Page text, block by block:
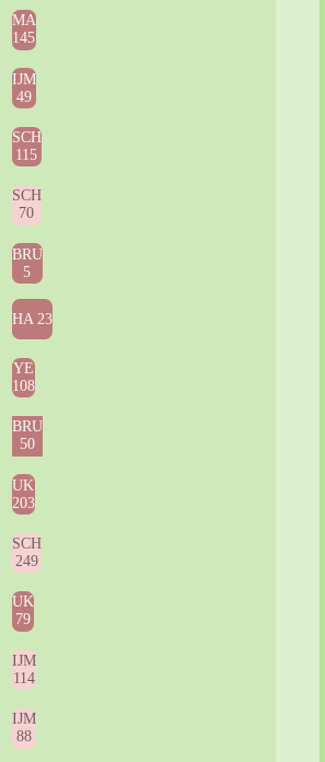
MA
145
IJM
49
SCH
115
SCH
70
BRU
5
HA 23
YE
108
BRU
50
UK
203
SCH
249
UK
79
IJM
114
IJM
88